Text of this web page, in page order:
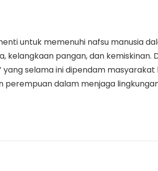
untuk memenuhi nafsu manusia
kelangkaan pangan, dan
yang selama ini dipendam
dalam menjaga